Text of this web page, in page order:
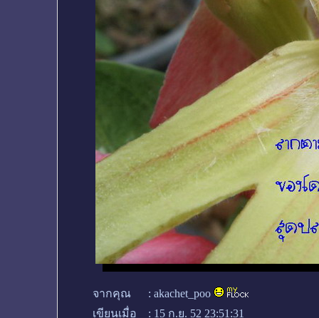
จากคุณ : akachet_poo
เขียนเมื่อ
: 15 ก.ย. 52 23:51:31